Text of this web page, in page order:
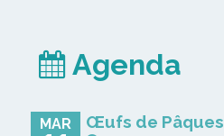
Agenda
MAR Œufs de Pâques